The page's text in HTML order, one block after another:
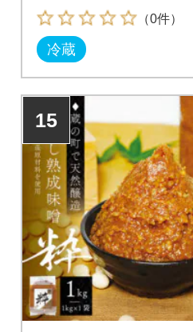
甘みを味わえます。
（0件）
冷蔵
15